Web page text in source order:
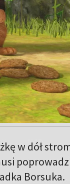
w dół
Borsuka.